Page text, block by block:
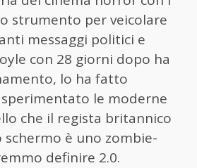
strumento per veicolare
messaggi politici e
con 28 giorni dopo ha
lo ha fatto
le moderne
che il regista britannico
è uno zombie-
definire 2.0.